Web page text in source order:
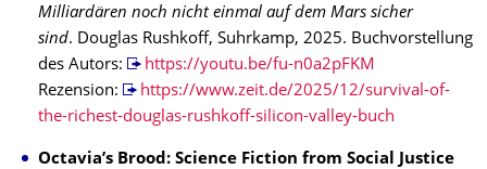
Milliardären noch nicht einmal auf dem Mars sicher
sind. Douglas Rushkoff, Suhrkamp, 2025. Buchvorstellung
des Autors:
https://youtu.be/fu-n0a2pFKM
Rezension:
https://www.zeit.de/2025/12/survival-of-
the-richest-douglas-rushkoff-silicon-valley-buch
Octavia’s Brood: Science Fiction from Social Justice